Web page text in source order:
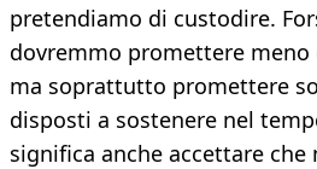
pretendiamo di custodire.
dovremmo promettere meno
ma soprattutto promettere
disposti a sostenere nel
significa anche accettare che